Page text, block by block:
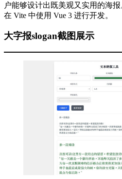
户能够设计出既美观又实用的海
在 Vite 中使用 Vue 3 进行开发。
大字报slogan截图展示